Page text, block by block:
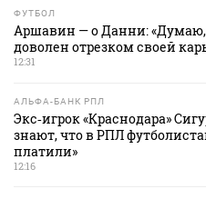
ФУТБОЛ
Аршавин — о Данни: «Думаю,
доволен отрезком своей
12:31
АЛЬФА-БАНК РПЛ
Экс‑игрок «Краснодара»
знают, что в РПЛ
платили»
12:16